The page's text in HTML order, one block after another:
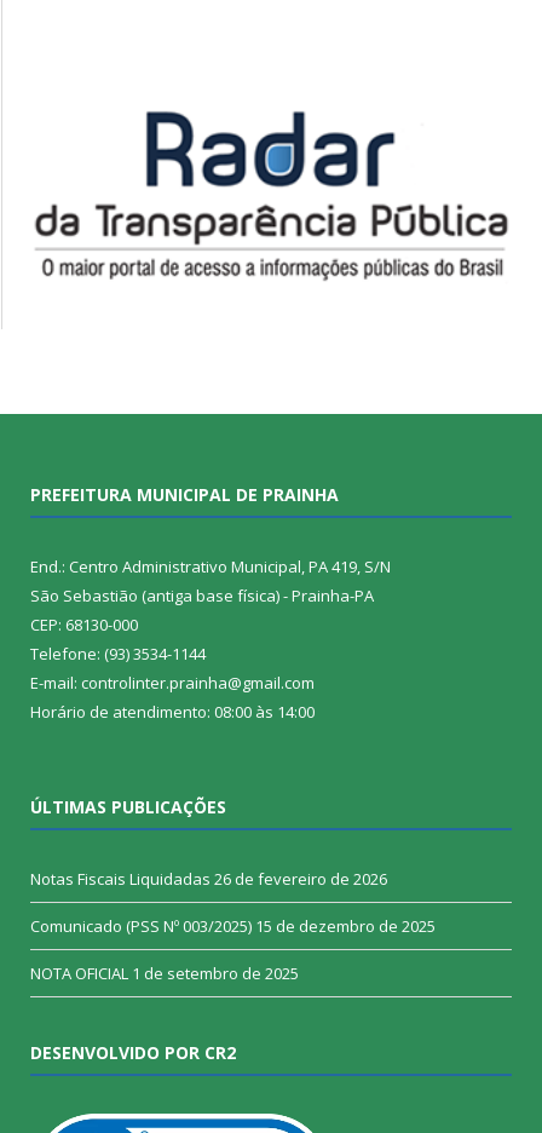
PREFEITURA MUNICIPAL DE PRAINHA
End.: Centro Administrativo Municipal, PA 419, S/N
São Sebastião (antiga base física) - Prainha-PA
CEP: 68130-000
Telefone: (93) 3534-1144
E-mail: controlinter.prainha@gmail.com
Horário de atendimento: 08:00 às 14:00
ÚLTIMAS PUBLICAÇÕES
Notas Fiscais Liquidadas 26 de fevereiro de 2026
Comunicado (PSS Nº 003/2025) 15 de dezembro de 2025
NOTA OFICIAL 1 de setembro de 2025
DESENVOLVIDO POR CR2